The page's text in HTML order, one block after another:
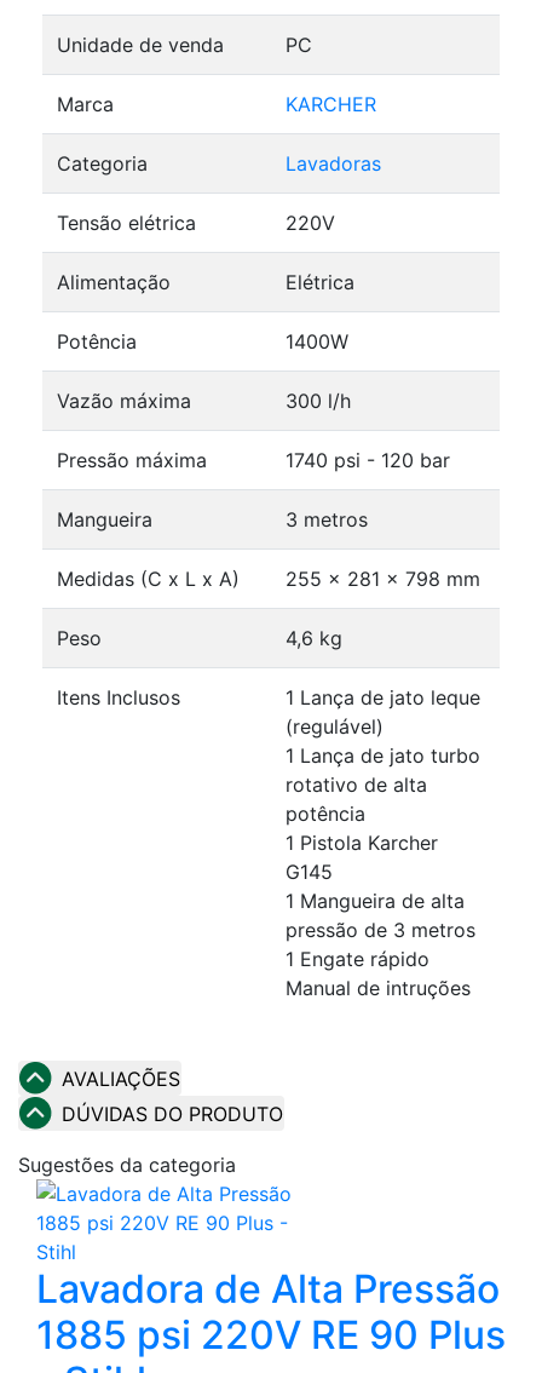
Unidade de venda PC
Marca KARCHER
Categoria Lavadoras
Tensão elétrica 220V
Alimentação Elétrica
Potência 1400W
Vazão máxima 300 l/h
Pressão máxima 1740 psi - 120 bar
Mangueira 3 metros
Medidas (C x L x A) 255 x 281 x 798 mm
Peso 4,6 kg
Itens Inclusos
1 Lança de jato leque
(regulável)
1 Lança de jato turbo
rotativo de alta
potência
1 Pistola Karcher
G145
1 Mangueira de alta
pressão de 3 metros
1 Engate rápido
Manual de intruções
AVALIAÇÕES
DÚVIDAS DO PRODUTO
Sugestões da categoria
Lavadora de Alta Pressão
1885 psi 220V RE 90 Plus